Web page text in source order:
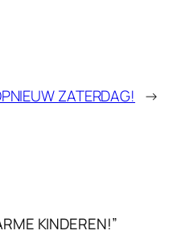
ZATERDAG! →
KINDEREN!”